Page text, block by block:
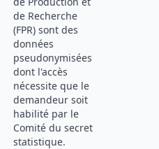
de Recherche
(FPR) sont des
données
pseudonymisées
dont l'accès
nécessite que le
demandeur soit
habilité par le
Comité du secret
statistique.